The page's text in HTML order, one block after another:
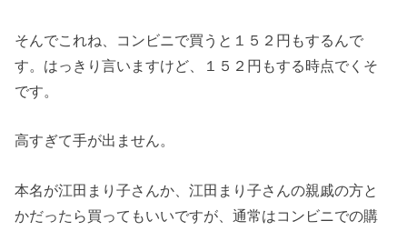
そんでこれね、コンビニで買うと１５２円もするんで
す。はっきり言いますけど、１５２円もする時点でくそ
です。
高すぎて手が出ません。
本名が江田まり子さんか、江田まり子さんの親戚の方と
かだったら買ってもいいですが、通常はコンビニでの購